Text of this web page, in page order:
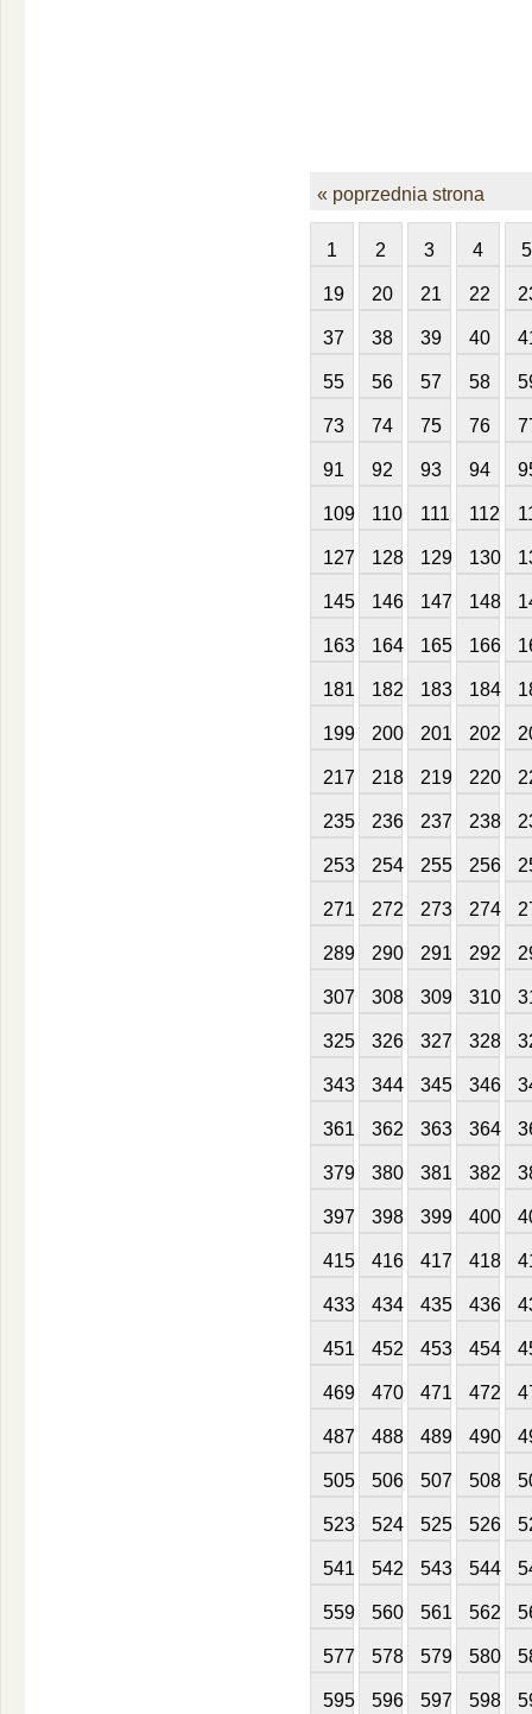
« poprzednia strona
1 2 3 4 5
19 20 21 22
37 38 39 40
55 56 57 58
73 74 75 76
91 92 93 94
109 110 111 112
127 128 129 130
145 146 147 148
163 164 165 166
181 182 183 184
199 200 201 202
217 218 219 220
235 236 237 238
253 254 255 256
271 272 273 274
289 290 291 292
307 308 309 310
325 326 327 328
343 344 345 346
361 362 363 364
379 380 381 382
397 398 399 400
415 416 417 418
433 434 435 436
451 452 453 454
469 470 471 472
487 488 489 490
505 506 507 508
523 524 525 526
541 542 543 544
559 560 561 562
577 578 579 580
595 596 597 598